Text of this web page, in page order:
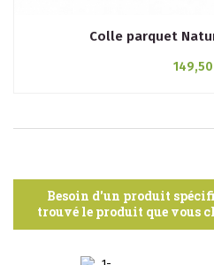
Colle parquet
Besoin d'un produit
trouvé le produit que vous